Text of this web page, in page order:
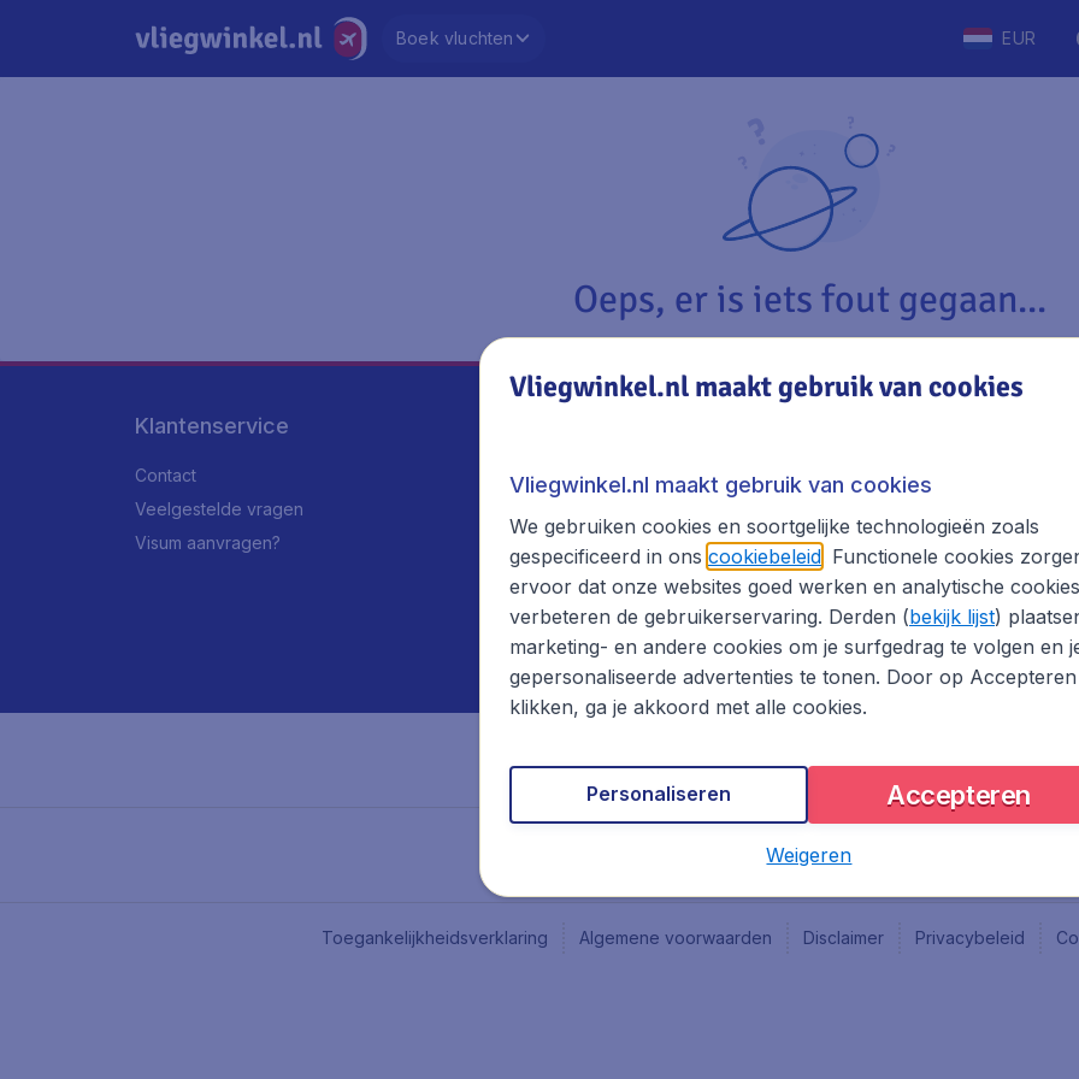
Boek vluchten EUR
Oeps, er is iets fout gegaan...
Klantenservice
Contact
Veelgestelde vragen
Visum aanvragen?
Over Vliegwinkel.nl
Reisgids
Toegankelijkheidsverklaring Algemene voorwaarden Disclaimer Privacybeleid
Vliegwinkel.nl maakt gebruik van cookies
Vliegwinkel.nl maakt gebruik van cookies
We gebruiken cookies en soortgelijke technologieën zoals
gespecificeerd in ons cookiebeleid. Functionele cookies
ervoor dat onze websites goed werken en analytische cookies
verbeteren de gebruikerservaring. Derden (bekijk lijst)
marketing- en andere cookies om je surfgedrag te volgen en
gepersonaliseerde advertenties te tonen. Door op
klikken, ga je akkoord met alle cookies.
Accepteren
Personaliseren
Weigeren